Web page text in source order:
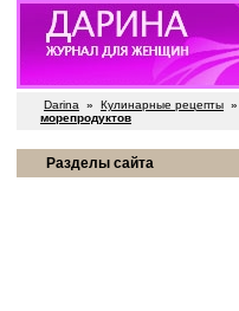
Darina » Кулинарные рецепты »
морепродуктов
Разделы сайта